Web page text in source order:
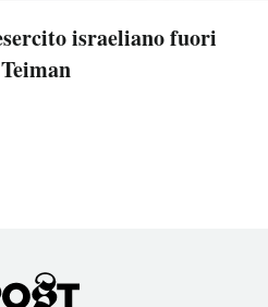
israeliano fuori
israeliano fuori
israeliano fuori
israeliano fuori
israeliano fuori